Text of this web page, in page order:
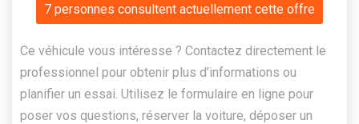
7 personnes consultent actuellement cette offre
Ce véhicule vous intéresse ? Contactez directement le
professionnel pour obtenir plus d’informations ou
planifier un essai. Utilisez le formulaire en ligne pour
poser vos questions, réserver la voiture, déposer un